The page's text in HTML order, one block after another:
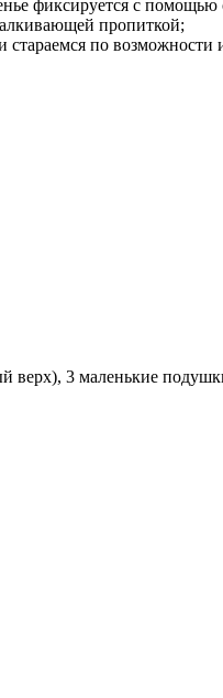
фиксируется с
пропиткой;
по
верх), 3 маленькие